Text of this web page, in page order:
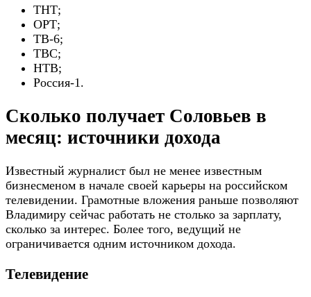
ТНТ;
ОРТ;
ТВ-6;
ТВС;
НТВ;
Россия-1.
Сколько получает Соловьев в
месяц: источники дохода
Известный журналист был не менее известным
бизнесменом в начале своей карьеры на российском
телевидении. Грамотные вложения раньше позволяют
Владимиру сейчас работать не столько за зарплату,
сколько за интерес. Более того, ведущий не
ограничивается одним источником дохода.
Телевидение